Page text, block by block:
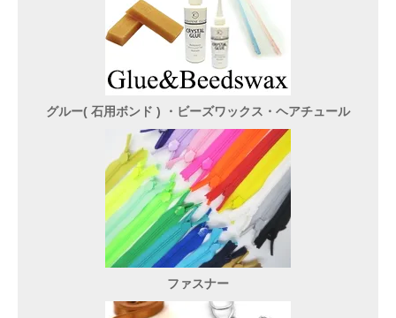
グルー( 石用ボンド ) ・ビーズワックス・ヘアチュール
ファスナー